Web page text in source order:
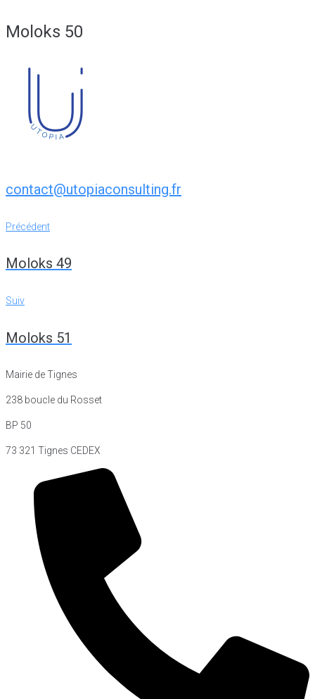
Moloks 50
contact@utopiaconsulting.fr
Navigation
de
l’article
Précédent
Précédent
Moloks 49
Suiv
Suiv
Moloks 51
Mairie de Tignes
238 boucle du Rosset
BP 50
73 321 Tignes CEDEX